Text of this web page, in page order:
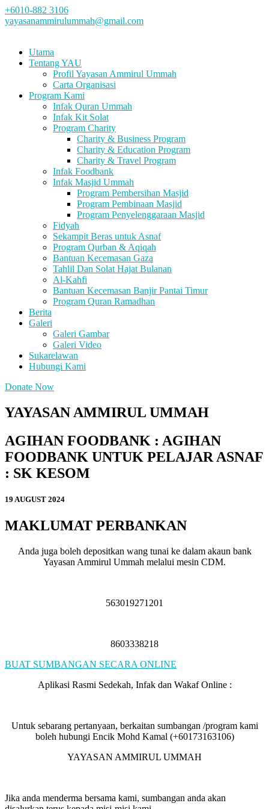
+6010-882 3106
yayasanammirulummah@gmail.com
Utama
Tentang YAU
Profil Yayasan Ammirul Ummah
Carta Organisasi
Program Kami
Infak Quran Ummah
Infak Kit Solat
Program Charity
Charity & Business Program
Charity & Education Program
Charity & Travel Program
Infak Foodbank
Infak Masjid Ummah
Program Pembersihan Masjid
Program Pembinaan Masjid
Program Penyelenggaraan Masjid
Fidyah
Sekampit Beras untuk Asnaf
Program Qurban & Aqiqah
Bantuan Kecemasan Gaza
Tahlil Dan Solat Hajat Bulanan
Al-Kahfi
Bantuan Kecemasan Banjir Pantai Timur
Program Quran Ramadhan
Berita
Galeri
Galeri Gambar
Galeri Video
Sukarelawan
Hubungi Kami
Donate Now
YAYASAN AMMIRUL UMMAH
AGIHAN FOODBANK : AGIHAN
FOODBANK UNTUK PELAJAR ASNAF
: SK KESOM
19 AUGUST 2024
MAKLUMAT PERBANKAN
Anda juga boleh depositkan wang tunai ke dalam akaun bank
Yayasan Ammirul Ummah melalui mesin CDM.
563019271201
8603338218
BUAT SUMBANGAN SECARA ONLINE
Aplikasi Rasmi Sedekah, Infak dan Wakaf Online :
Untuk sebarang pertanyaan, berkaitan sumbangan /program kami
boleh hubungi Encik Mohd Kamal (+60173163106)
YAYASAN AMMIRUL UMMAH
Jika anda menderma bersama kami, sumbangan anda akan